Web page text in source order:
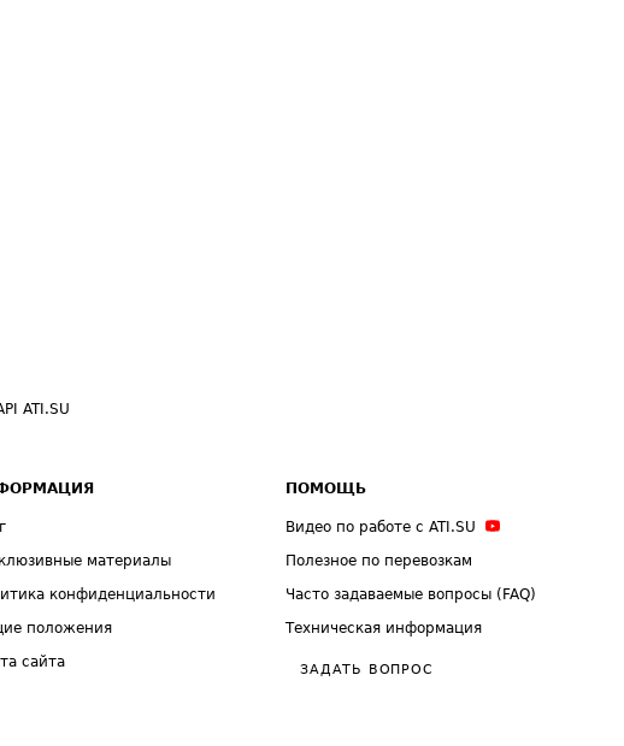
ATI.SU
материалы
конфиденциальности
положения
сайта
ПОМОЩЬ
Видео по работе с ATI.SU
Полезное по перевозкам
Часто задаваемые вопросы (FAQ)
Техническая информация
ЗАДАТЬ ВОПРОС